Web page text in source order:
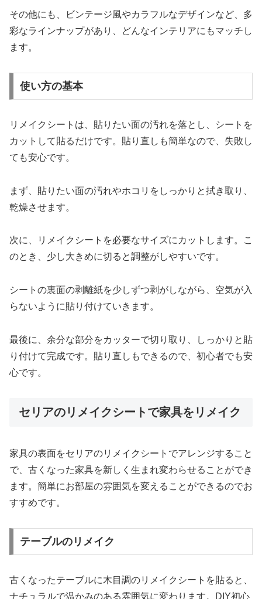
その他にも、ビンテージ風やカラフルなデザインなど、多
彩なラインナップがあり、どんなインテリアにもマッチし
ます。
使い方の基本
リメイクシートは、貼りたい面の汚れを落とし、シートを
カットして貼るだけです。貼り直しも簡単なので、失敗し
ても安心です。
まず、貼りたい面の汚れやホコリをしっかりと拭き取り、
乾燥させます。
次に、リメイクシートを必要なサイズにカットします。こ
のとき、少し大きめに切ると調整がしやすいです。
シートの裏面の剥離紙を少しずつ剥がしながら、空気が入
らないように貼り付けていきます。
最後に、余分な部分をカッターで切り取り、しっかりと貼
り付けて完成です。貼り直しもできるので、初心者でも安
心です。
セリアのリメイクシートで家具をリメイク
家具の表面をセリアのリメイクシートでアレンジすること
で、古くなった家具を新しく生まれ変わらせることができ
ます。簡単にお部屋の雰囲気を変えることができるのでお
すすめです。
テーブルのリメイク
古くなったテーブルに木目調のリメイクシートを貼ると、
ナチュラルで温かみのある雰囲気に変わります。DIY初心